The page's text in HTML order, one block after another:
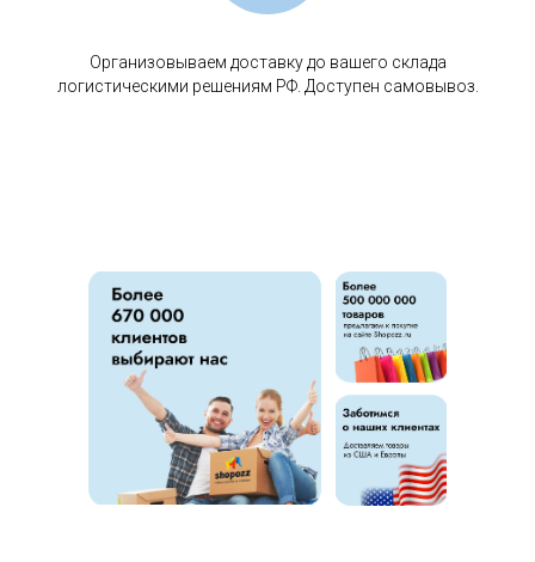
Организовываем доставку до вашего склада
логистическими решениям РФ. Доступен самовывоз.